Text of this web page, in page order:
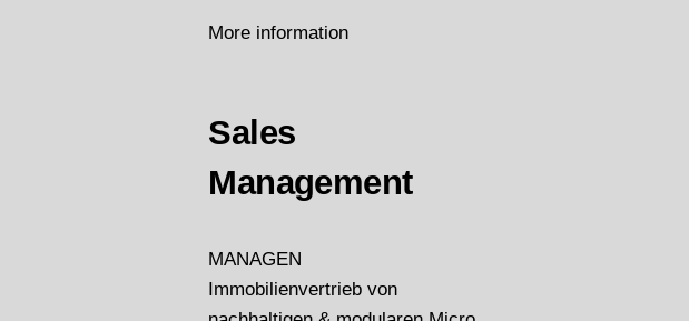
More information
Sales
Management
MANAGEN
Immobilienvertrieb von